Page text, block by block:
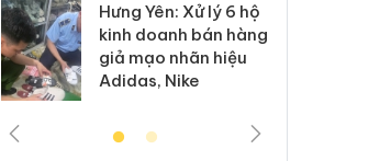
Hưng Yên: Xử lý 6 hộ
kinh doanh bán hàng
giả mạo nhãn hiệu
Adidas, Nike